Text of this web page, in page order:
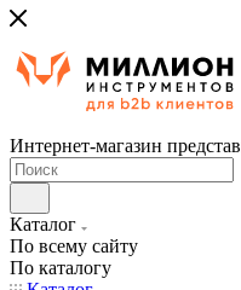
Интернет-магазин
Каталог
По всему сайту
По каталогу